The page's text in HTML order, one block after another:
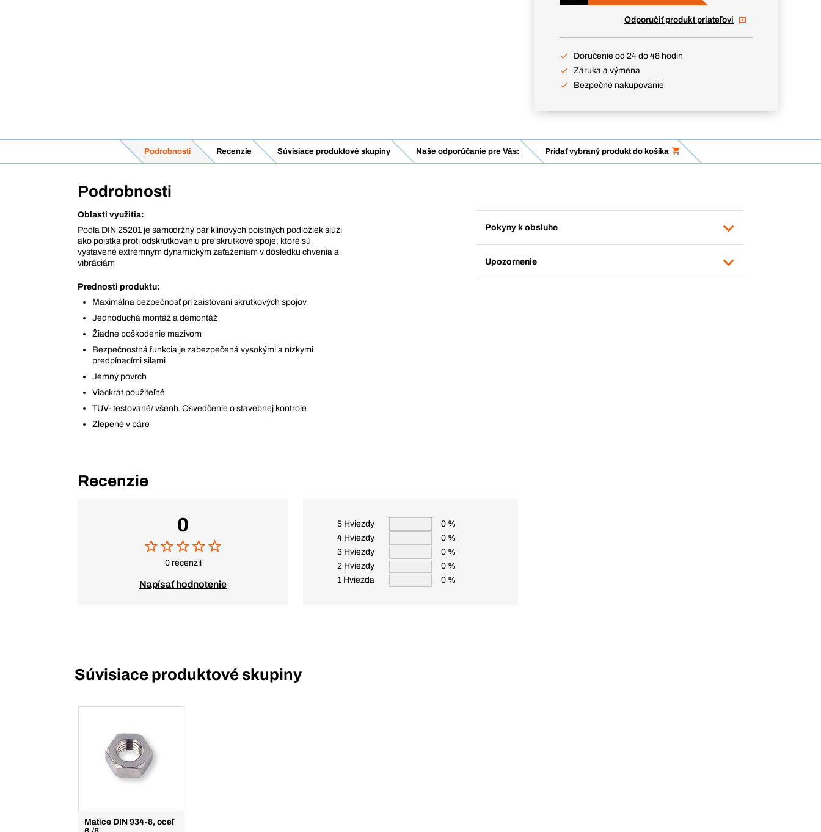
Odporučiť produkt priateľovi
Doručenie od 24 do 48 hodín
Záruka a výmena
Bezpečné nakupovanie
Podrobnosti Recenzie Súvisiace produktové skupiny Naše odporúčanie pre Vás: Pridať vybraný produkt do košíka
Podrobnosti
Oblasti využitia:
Podľa DIN 25201 je samodržný pár klinových poistných podložiek slúži
ako poistka proti odskrutkovaniu pre skrutkové spoje, ktoré sú
vystavené extrémnym dynamickým zaťaženiam v dôsledku chvenia a
vibráciám
Prednosti produktu:
Maximálna bezpečnosť pri zaisťovaní skrutkových spojov
Jednoduchá montáž a demontáž
Žiadne poškodenie mazivom
Bezpečnostná funkcia je zabezpečená vysokými a nízkymi
predpínacími silami
Jemný povrch
Viackrát použiteľné
TÜV- testované/ všeob. Osvedčenie o stavebnej kontrole
Zlepené v páre
Pokyny k obsluhe
Upozornenie
Recenzie
0
0 recenzií
Napísať hodnotenie
5 Hviezdy
0 %
4 Hviezdy
0 %
3 Hviezdy
0 %
2 Hviezdy
0 %
1 Hviezda
0 %
Súvisiace produktové skupiny
Matice DIN 934-8, oceľ